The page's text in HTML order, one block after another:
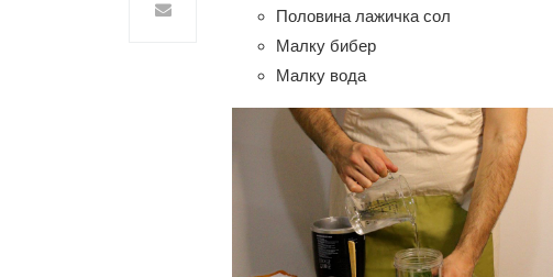
Половина лажичка сол
Малку бибер
Малку вода